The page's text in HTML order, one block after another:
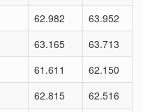
62.982 63.952
63.165 63.713
61.611 62.150
62.815 62.516